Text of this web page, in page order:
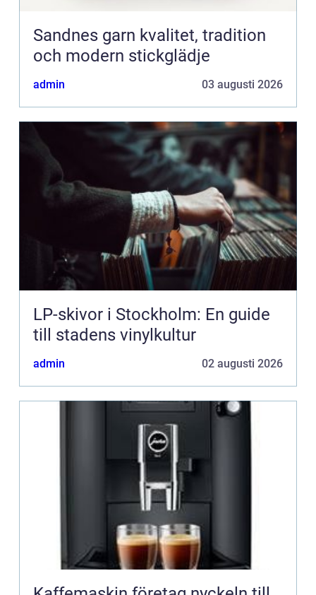
Sandnes garn kvalitet, tradition
och modern stickglädje
admin 03 augusti 2026
LP-skivor i Stockholm: En guide
till stadens vinylkultur
admin 02 augusti 2026